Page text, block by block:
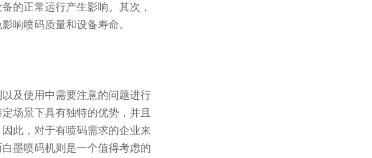
的正常运行产生影响。其次，
响喷码质量和设备寿命。
及使用中需要注意的问题进行
场景下具有独特的优势，并且
此，对于有喷码需求的企业来
墨喷码机则是一个值得考虑的